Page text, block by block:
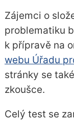
Zájemci o
problematiku
k přípravě na
webu Úřadu
stránky se
zkoušce.
Celý test se